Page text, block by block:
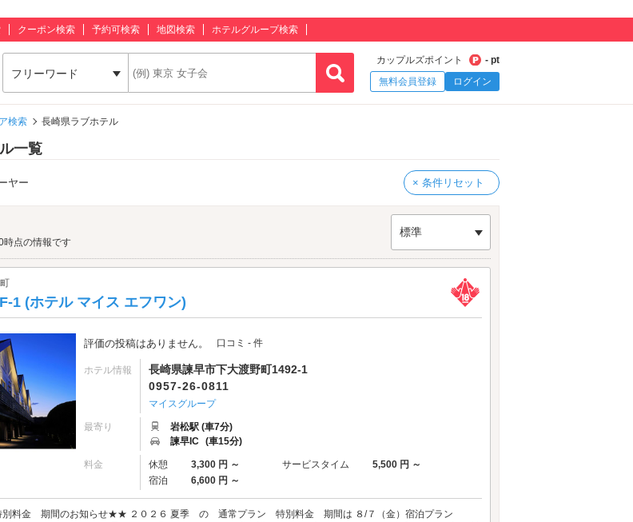
クーポン検索 予約可検索 地図検索 ホテルグループ検索
フリーワード
カップルズポイント
- pt
無料会員登録
ログイン
検索 長崎県ラブホテル
一覧
ヤー × 条件リセット
点の情報です
標準
1 (ホテル マイス エフワン)
評価の投稿はありません。 口コミ - 件
ホテル情報
長崎県諫早市下大渡野町1492-1
0957-26-0811
マイスグループ
最寄り
岩松駅 (車7分)
諫早IC (車15分)
料金 休憩 3,300 円 ～ サービスタイム
5,500 円 ～
宿泊
6,600 円 ～
料金 期間のお知らせ★★ ２０２６ 夏季 の 通常プラン 特別料金 期間は ８/７（金）宿泊プラン